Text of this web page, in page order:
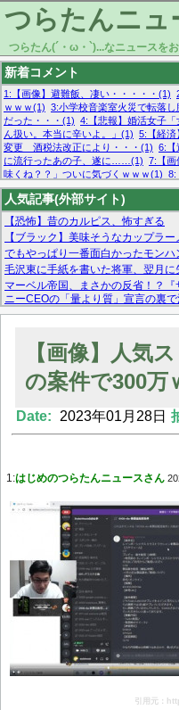
つらたんニュ
つらたん(´・ω・`)...なニュースを
新着コメント
1:【画像】避難飯、凄い・・・・・(1)
ｗｗｗ(1) 3:小学校音楽室火災で転落
だった・・・(1) 4:【悲報】婚活女子
ん扱い。本当に辛いよ。」(1) 5:【経済
変更 酒税法改正により・・・(1) 6:【
に流行ったあの子、遂に……(1) 7:【画
味くね？？」ついに気づくｗｗｗ(1) 8:
る・・・(1) 9:欧州委員長「原発縮小
足、限界突破 52%「正社員も足りて
人気記事(外部サイト)
【恐怖】昔のカルピス、怖すぎる
【ブラック】美味そうなカップラー
でもやっぱり一番面白かったモン
毛沢東に手紙を書いた将軍、翌月に
マーベル帝国、まさかの反省！？
ニーCEOの「量より質」宣言の裏
察！
【画像あり】FacebookとかTwitter
【画像】人気
の案件で300万
Date: 2023年01月28日
1:はじめのつらたんニュースさん
引用元：